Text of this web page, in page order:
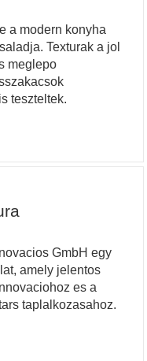
a modern konyha
Texturak a jol
meglepo
teszteltek.
GmbH egy
amely jelentos
es a
taplalkozasahoz.